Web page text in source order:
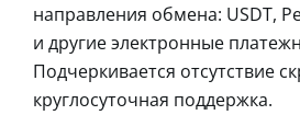
направления обмена: USDT,
и другие электронные
Подчеркивается отсутствие
круглосуточная поддержка.